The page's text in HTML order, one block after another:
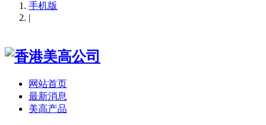
手机版
|
网站首页
最新消息
美高产品